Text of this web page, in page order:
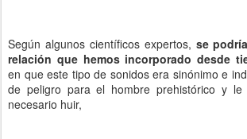
Según algunos científicos expertos, se
relación que hemos incorporado desde
en que este tipo de sonidos era sinónimo e
de peligro para el hombre prehistórico y
necesario huir,